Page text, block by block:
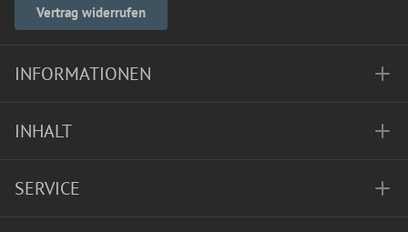
Vertrag widerrufen
INFORMATIONEN
INHALT
SERVICE